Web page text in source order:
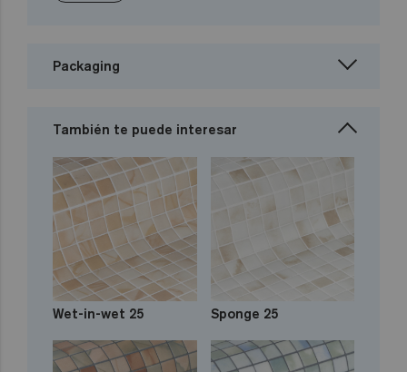
Packaging
También te puede interesar
Wet-in-wet 25 Sponge 25